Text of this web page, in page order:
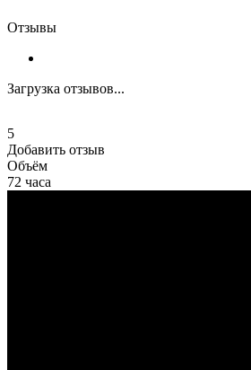
Отзывы
Загрузка отзывов...
5
Добавить отзыв
Объём
72 часа